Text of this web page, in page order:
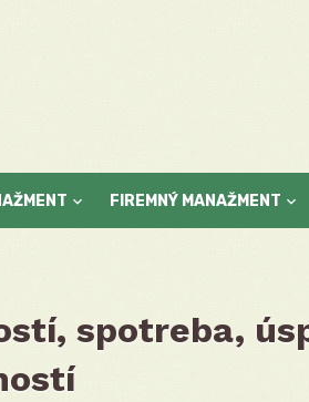
FIREMNÝ MANAŽMENT
spotreba,